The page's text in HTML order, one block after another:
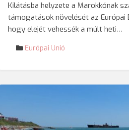
Kilátásba helyzete a Marokkónak
támogatások növelését az
hogy elejét vehessék a múlt heti…
Európai Unió